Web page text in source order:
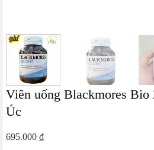
Viên uống Blackmores Bio
Úc
695.000 ₫